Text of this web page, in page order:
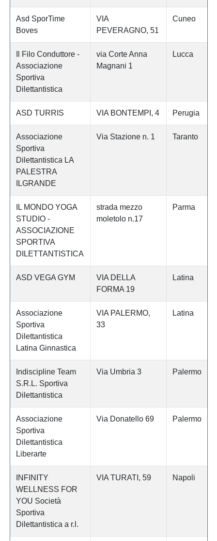
Asd SporTime
Boves
VIA
PEVERAGNO, 51
Cuneo
Il Filo Conduttore -
Associazione
Sportiva
Dilettantistica
via Corte Anna
Magnani 1
Lucca
ASD TURRIS VIA BONTEMPI, 4 Perugia
Associazione
Sportiva
Dilettantistica LA
PALESTRA
ILGRANDE
Via Stazione n. 1 Taranto
IL MONDO YOGA
STUDIO -
ASSOCIAZIONE
SPORTIVA
DILETTANTISTICA
strada mezzo
moletolo n.17
Parma
ASD VEGA GYM
VIA DELLA
FORMA 19
Latina
Associazione
Sportiva
Dilettantistica
Latina Ginnastica
VIA PALERMO,
33
Latina
Indiscipline Team
S.R.L. Sportiva
Dilettantistica
Via Umbria 3 Palermo
Associazione
Sportiva
Dilettantistica
Liberarte
Via Donatello 69 Palermo
INFINITY
WELLNESS FOR
YOU Società
Sportiva
Dilettantistica a r.l.
VIA TURATI, 59 Napoli